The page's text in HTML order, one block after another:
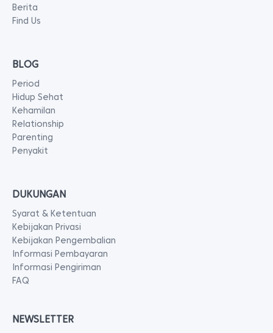
Berita
Find Us
BLOG
Period
Hidup Sehat
Kehamilan
Relationship
Parenting
Penyakit
DUKUNGAN
Syarat & Ketentuan
Kebijakan Privasi
Kebijakan Pengembalian
Informasi Pembayaran
Informasi Pengiriman
FAQ
NEWSLETTER